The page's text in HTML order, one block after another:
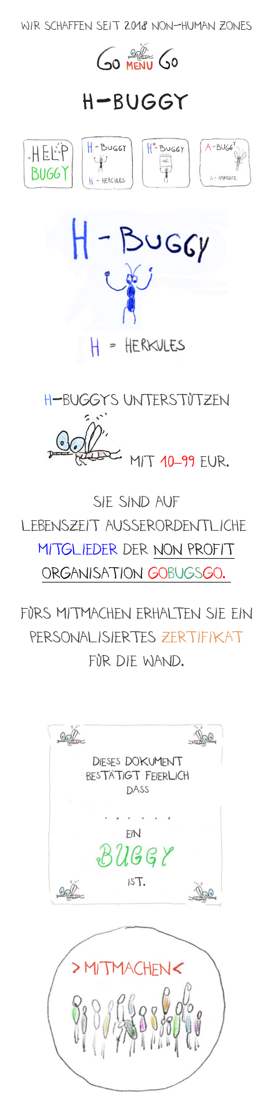
InhaltWIR SCHAFFEN SEIT 2018 NON-HUMAN ZONES
Menü
H-BUGGY
H-BuggyS unterstützen
mit 10–99 EUR.
SIE Sind auf
lebenszeit Ausserordentliche
Mitglieder der Non Profit
Organisation GoBugsgo.
Fürs mitmachen erhalten SIE ein
personalisiertes Zertifikat
für DIE Wand.